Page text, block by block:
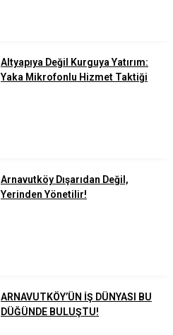
Altyapıya Değil Kurguya Yatırım:
Yaka Mikrofonlu Hizmet Taktiği
Arnavutköy Dışarıdan Değil,
Yerinden Yönetilir!
ARNAVUTKÖY’ÜN İŞ DÜNYASI BU
DÜĞÜNDE BULUŞTU!